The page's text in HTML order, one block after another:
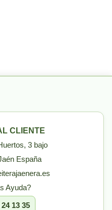
CLIENTE
3 bajo
España
Ayuda?
13 35